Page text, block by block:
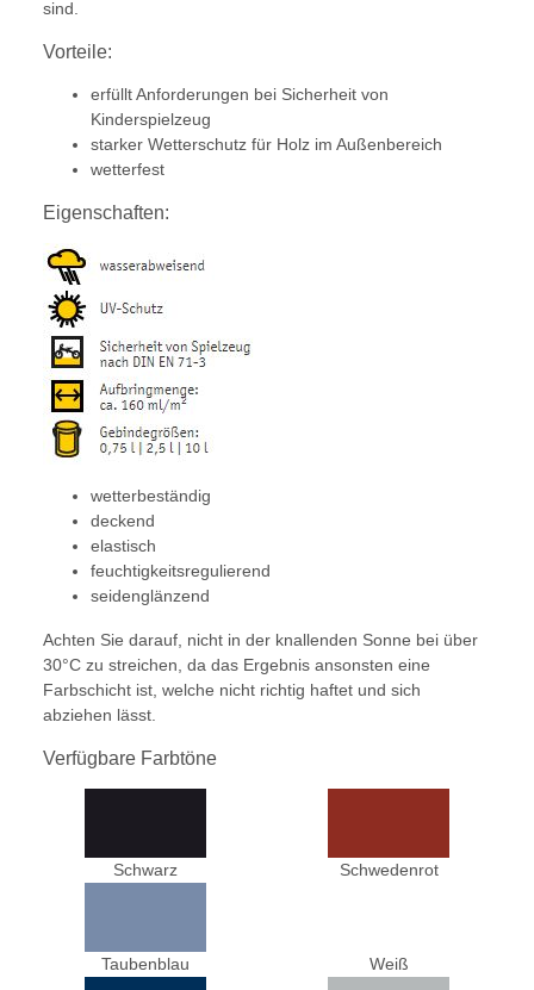
sind.
Vorteile:
erfüllt Anforderungen bei Sicherheit von
Kinderspielzeug
starker Wetterschutz für Holz im Außenbereich
wetterfest
Eigenschaften:
wetterbeständig
deckend
elastisch
feuchtigkeitsregulierend
seidenglänzend
Achten Sie darauf, nicht in der knallenden Sonne bei über
30°C zu streichen, da das Ergebnis ansonsten eine
Farbschicht ist, welche nicht richtig haftet und sich
abziehen lässt.
Verfügbare Farbtöne
Schwarz Schwedenrot
Taubenblau Weiß